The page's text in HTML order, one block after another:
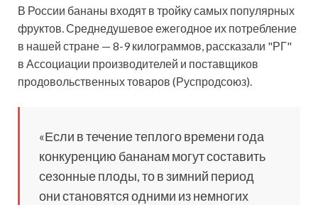
В России бананы входят в тройку самых популярных
фруктов. Среднедушевое ежегодное их потребление
в нашей стране — 8-9 килограммов, рассказали "РГ"
в Ассоциации производителей и поставщиков
продовольственных товаров (Руспродсоюз).
«Если в течение теплого времени года
конкуренцию бананам могут составить
сезонные плоды, то в зимний период
они становятся одними из немногих